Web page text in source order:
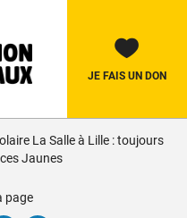
JE FAIS UN DON
La Salle à Lille : toujours
Jaunes
page